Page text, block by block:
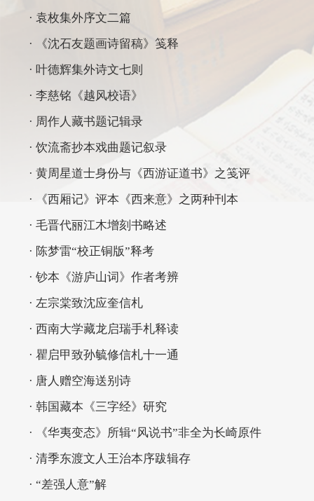
· 袁枚集外序文二篇
· 《沈石友题画诗留稿》笺释
· 叶德辉集外诗文七则
· 李慈铭《越风校语》
· 周作人藏书题记辑录
· 饮流斋抄本戏曲题记叙录
· 黄周星道士身份与《西游证道书》之笺评
· 《西厢记》评本《西来意》之两种刊本
· 毛晋代丽江木增刻书略述
· 陈梦雷“校正铜版”释考
· 钞本《游庐山词》作者考辨
· 左宗棠致沈应奎信札
· 西南大学藏龙启瑞手札释读
· 瞿启甲致孙毓修信札十一通
· 唐人赠空海送别诗
· 韩国藏本《三字经》研究
· 《华夷变态》所辑“风说书”非全为长崎原件
· 清季东渡文人王治本序跋辑存
· “差强人意”解